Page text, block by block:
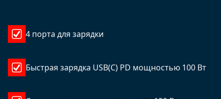
4 порта для зарядки
Быстрая зарядка USB(C) PD мощностью 100 Вт